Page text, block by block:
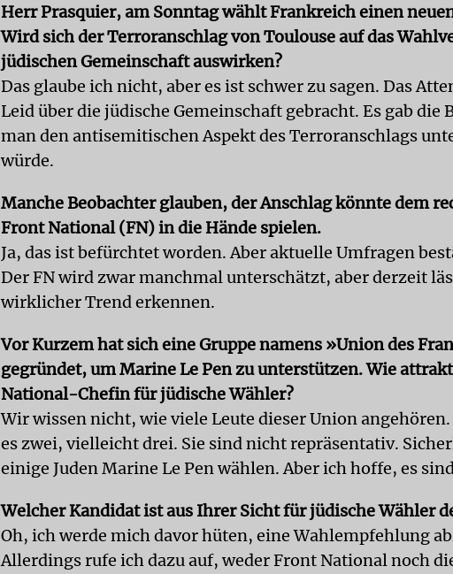
Herr Prasquier, am Sonntag wählt Frankreich einen
Wird sich der Terroranschlag von Toulouse auf das
jüdischen Gemeinschaft auswirken?
Das glaube ich nicht, aber es ist schwer zu sagen. Das
Leid über die jüdische Gemeinschaft gebracht. Es gab die
man den antisemitischen Aspekt des Terroranschlags
würde.
Manche Beobachter glauben, der Anschlag könnte dem
Front National (FN) in die Hände spielen.
Ja, das ist befürchtet worden. Aber aktuelle Umfragen
Der FN wird zwar manchmal unterschätzt, aber derzeit
wirklicher Trend erkennen.
Vor Kurzem hat sich eine Gruppe namens »Union des
gegründet, um Marine Le Pen zu unterstützen. Wie
National-Chefin für jüdische Wähler?
Wir wissen nicht, wie viele Leute dieser Union
es zwei, vielleicht drei. Sie sind nicht repräsentativ.
einige Juden Marine Le Pen wählen. Aber ich hoffe, es
Welcher Kandidat ist aus Ihrer Sicht für jüdische Wähler
Oh, ich werde mich davor hüten, eine Wahlempfehlung
Allerdings rufe ich dazu auf, weder Front National noch